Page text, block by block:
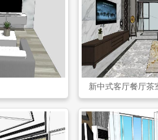
新中式客厅餐厅茶